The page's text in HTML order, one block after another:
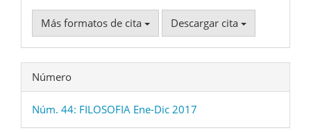
Más formatos de cita Descargar cita
Número
Núm. 44: FILOSOFIA Ene-Dic 2017